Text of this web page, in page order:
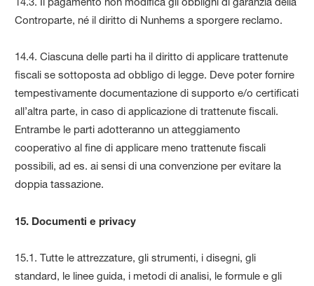
Controparte, né il diritto di Nunhems a sporgere reclamo.
14.4. Ciascuna delle parti ha il diritto di applicare trattenute
fiscali se sottoposta ad obbligo di legge. Deve poter fornire
tempestivamente documentazione di supporto e/o certificati
all’altra parte, in caso di applicazione di trattenute fiscali.
Entrambe le parti adotteranno un atteggiamento
cooperativo al fine di applicare meno trattenute fiscali
possibili, ad es. ai sensi di una convenzione per evitare la
doppia tassazione.
15. Documenti e privacy
15.1. Tutte le attrezzature, gli strumenti, i disegni, gli
standard, le linee guida, i metodi di analisi, le formule e gli